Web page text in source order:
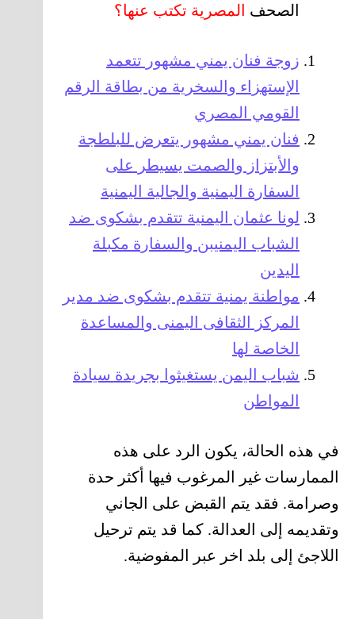
الصحف المصرية تكتب عنها؟
زوجة فنان يمني مشهور تتعمد
الإستهزاء والسخرية من بطاقة الرقم
القومي المصري
فنان يمني مشهور يتعرض للبلطجة
والأبتزاز والصمت يسيطر على
السفارة اليمنية والجالية اليمنية
لونا عثمان اليمنية تتقدم بشكوى ضد
الشباب اليمنيبن والسفارة مكبلة
اليدين
مواطنة يمنية تتقدم بشكوى ضد مدير
المركز الثقافى اليمنى والمساعدة
الخاصة لها
شباب اليمن يستغيثوا بجريدة سيادة
المواطن
في هذه الحالة، يكون الرد على هذه
الممارسات غير المرغوب فيها أكثر حدة
وصرامة. فقد يتم القبض على الجاني
وتقديمه إلى العدالة. كما قد يتم ترحيل
اللاجئ إلى بلد اخر عبر المفوضية.